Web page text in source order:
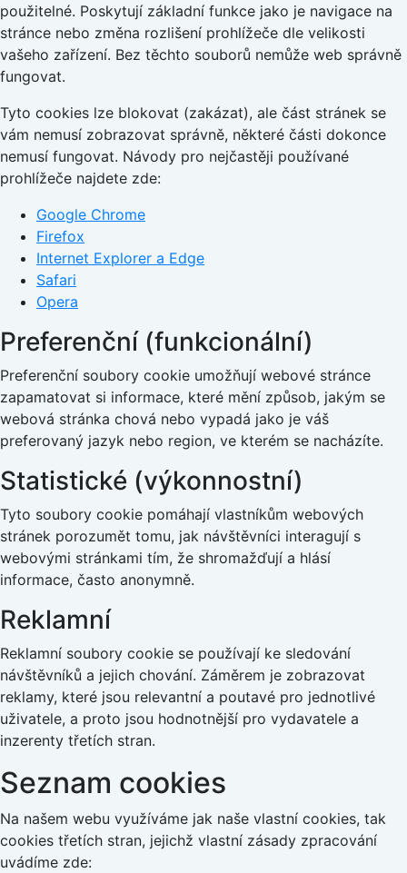
použitelné. Poskytují základní funkce jako je navigace na
stránce nebo změna rozlišení prohlížeče dle velikosti
vašeho zařízení. Bez těchto souborů nemůže web správně
fungovat.
Tyto cookies lze blokovat (zakázat), ale část stránek se
vám nemusí zobrazovat správně, některé části dokonce
nemusí fungovat. Návody pro nejčastěji používané
prohlížeče najdete zde:
Google Chrome
Firefox
Internet Explorer a Edge
Safari
Opera
Preferenční (funkcionální)
Preferenční soubory cookie umožňují webové stránce
zapamatovat si informace, které mění způsob, jakým se
webová stránka chová nebo vypadá jako je váš
preferovaný jazyk nebo region, ve kterém se nacházíte.
Statistické (výkonnostní)
Tyto soubory cookie pomáhají vlastníkům webových
stránek porozumět tomu, jak návštěvníci interagují s
webovými stránkami tím, že shromažďují a hlásí
informace, často anonymně.
Reklamní
Reklamní soubory cookie se používají ke sledování
návštěvníků a jejich chování. Záměrem je zobrazovat
reklamy, které jsou relevantní a poutavé pro jednotlivé
uživatele, a proto jsou hodnotnější pro vydavatele a
inzerenty třetích stran.
Seznam cookies
Na našem webu využíváme jak naše vlastní cookies, tak
cookies třetích stran, jejichž vlastní zásady zpracování
uvádíme zde: